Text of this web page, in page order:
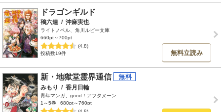
ドラゴンギルド
鴇六連 / 沖麻実也
ライトノベル、角川ルビー文庫
660pt～700pt
(4.8)
投稿数19件
無料立読み
新・地獄堂霊界通信
みもり / 香月日輪
青年マンガ、good！アフタヌーン
1～5巻
680pt～760pt
(4.8)